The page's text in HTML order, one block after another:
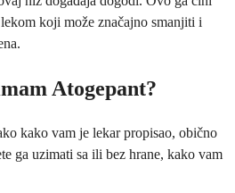
koji može značajno smanjiti i
Atogepant?
kako vam je lekar propisao, obično
ga uzimati sa ili bez hrane, kako vam